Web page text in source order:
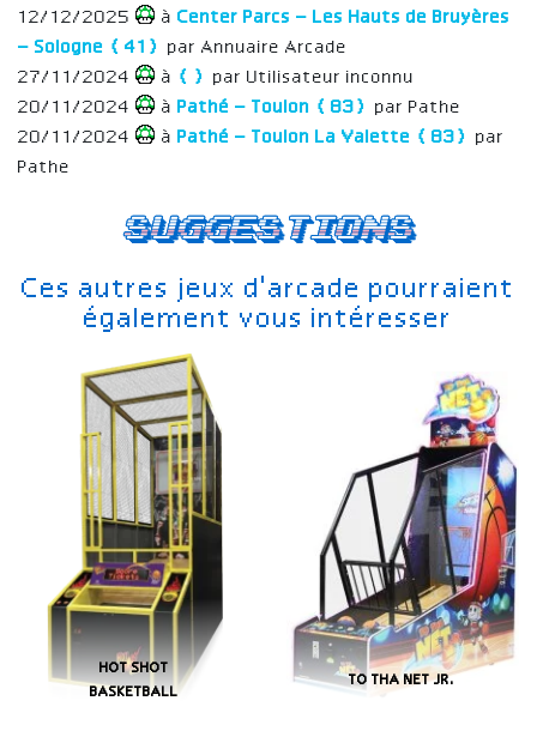
Suggestions
Ces autres jeux d'arcade pourraient
également vous intéresser
HOT SHOT
BASKETBALL
TO THA NET JR.
12/12/2025
à Center Parcs – Les Hauts de Bruyères
– Sologne (41)
par Annuaire Arcade
27/11/2024
à ()
par Utilisateur inconnu
20/11/2024
à Pathé – Toulon (83)
par Pathe
20/11/2024
à Pathé – Toulon La Valette (83)
par
Pathe